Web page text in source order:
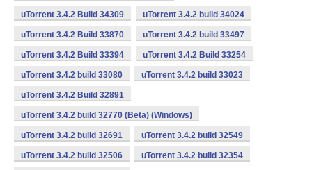
uTorrent 3.4.2 Build 34309 uTorrent 3.4.2 build 34024
uTorrent 3.4.2 Build 33870 uTorrent 3.4.2 build 33497
uTorrent 3.4.2 Build 33394 uTorrent 3.4.2 Build 33254
uTorrent 3.4.2 build 33080 uTorrent 3.4.2 build 33023
uTorrent 3.4.2 Build 32891
uTorrent 3.4.2 build 32770 (Beta) (Windows)
uTorrent 3.4.2 build 32691 uTorrent 3.4.2 build 32549
uTorrent 3.4.2 build 32506 uTorrent 3.4.2 build 32354